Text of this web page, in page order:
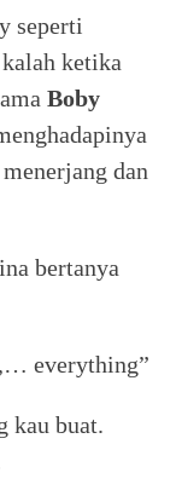
seperti
ketika
Boby
dan
bertanya
everything”
kau buat.